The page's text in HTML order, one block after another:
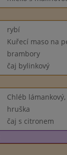
rybí
Kuřecí maso na
brambory
čaj bylinkový
Chléb
hruška
čaj s citronem